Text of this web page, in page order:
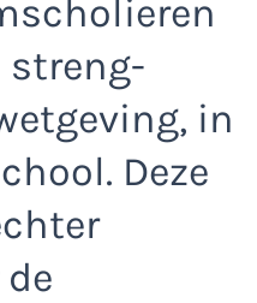
streng-
in
Deze